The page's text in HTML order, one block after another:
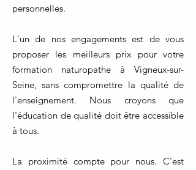
personnelles.
L'un de nos engagements est de vous
proposer les meilleurs prix pour votre
formation naturopathe à Vigneux-sur-
Seine, sans compromettre la qualité de
l'enseignement. Nous croyons que
l'éducation de qualité doit être accessible
à tous.
La proximité compte pour nous. C'est